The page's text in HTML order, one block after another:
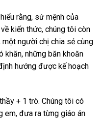
rằng, sứ mệnh của
kiến thức, chúng tôi còn
người chị chia sẻ cùng
khăn, những băn khoăn
hướng được kế hoạch
+ 1 trò. Chúng tôi có
em, đưa ra từng giáo án